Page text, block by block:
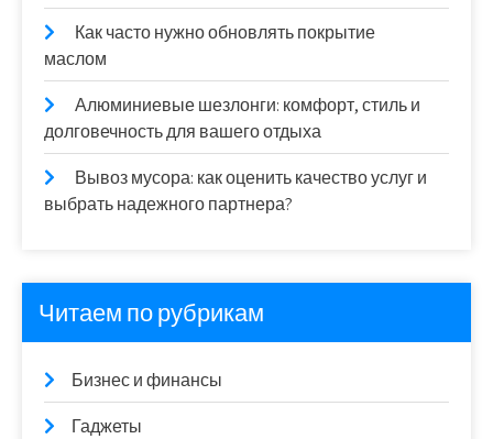
Как часто нужно обновлять покрытие
маслом
Алюминиевые шезлонги: комфорт, стиль и
долговечность для вашего отдыха
Вывоз мусора: как оценить качество услуг и
выбрать надежного партнера?
Читаем по рубрикам
Бизнес и финансы
Гаджеты